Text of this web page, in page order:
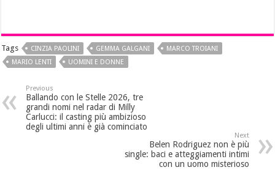
Tags CINZIA PAOLINI GEMMA GALGANI
MARCO TROIANI
MARIO LENTI
UOMINI E DONNE
Previous
Ballando con le Stelle 2026, tre
grandi nomi nel radar di Milly
Carlucci: il casting più ambizioso
degli ultimi anni è già cominciato
Next
Belen Rodriguez non è più
single: baci e atteggiamenti intimi
con un uomo misterioso